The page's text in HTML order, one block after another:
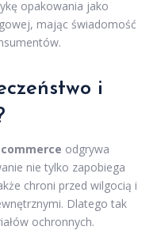
opakowania jako
mając świadomość
i
odgrywa
nie tylko zapobiega
chroni przed wilgocią i
Dlatego tak
ochronnych.